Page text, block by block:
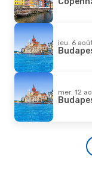
jeu. 6
mer. 12